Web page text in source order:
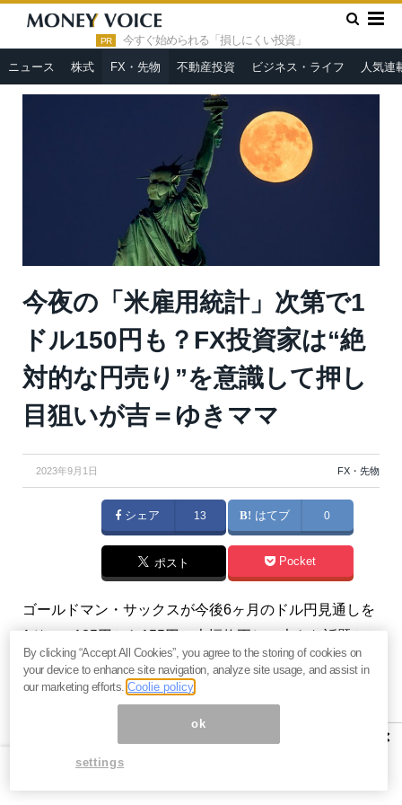
PR 今すぐ始められる「損しにくい投資」
ニュース 株式 FX・先物 不動産投資 ビジネス・ライフ 人気連
HOME » FX・先物 »
今夜の「米雇用統計」次第で1ドル150円
も？FX投資家は️“絶対的な円売り”を意識して押し目狙いが吉＝ゆき
今夜の「米雇用統計」次第で1
ドル150円も？FX投資家は️“絶
対的な円売り”を意識して押し
目狙いが吉＝ゆきママ
2023年9月1日 FX・先物
シェア 13 はてブ 0
ポスト Pocket
ゴールドマン・サックスが今後6ヶ月のドル円見通しを
1ドル＝135円から155円に大幅修正し、大きな話題と
なりました。ドル買いは一巡感もあるものの、円売り
がドル円・クロス円を支えています。今日の雇用統計
も見えてきますので、しっかり注目しておきましょ
う。（ゆきママ）
×
By clicking “Accept All Cookies”, you agree to the storing of cookies on
your device to enhance site navigation, analyze site usage, and assist in
our marketing efforts.Coolie policy
ok
settings